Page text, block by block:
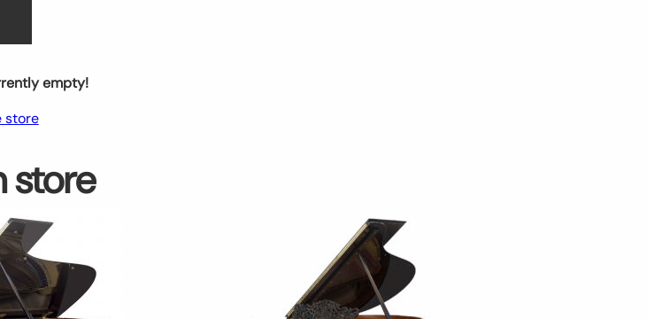
empty!
store
store